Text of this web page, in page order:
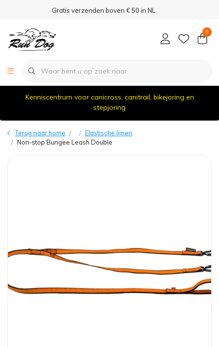
Gratis verzenden boven € 50 in NL
0
Kenniscentrum voor canicross, canitrail, bikejoring en
stepjoring
Terug naar home
Elastische lijnen
Non-stop Bungee Leash Double